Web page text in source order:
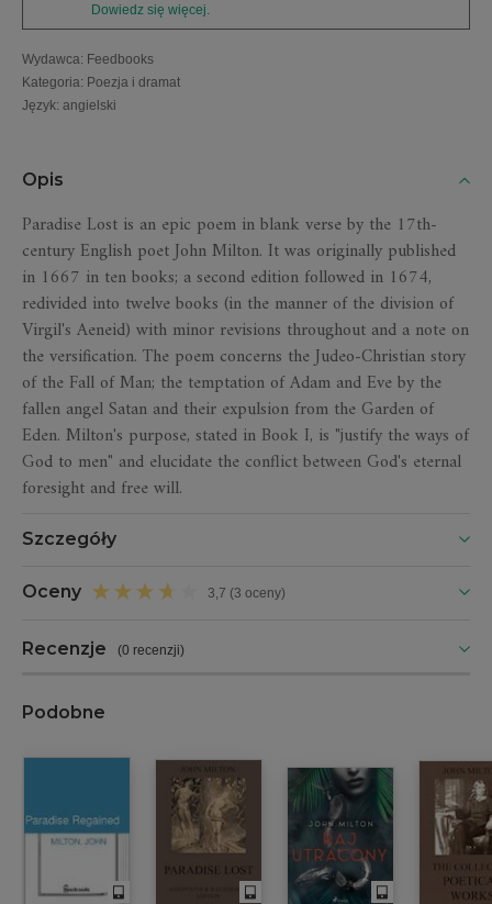
Dowiedz się więcej.
Wydawca: Feedbooks
Kategoria: Poezja i dramat
Język: angielski
Opis
Paradise Lost is an epic poem in blank verse by the 17th-
century English poet John Milton. It was originally published
in 1667 in ten books; a second edition followed in 1674,
redivided into twelve books (in the manner of the division of
Virgil's Aeneid) with minor revisions throughout and a note on
the versification. The poem concerns the Judeo-Christian story
of the Fall of Man; the temptation of Adam and Eve by the
fallen angel Satan and their expulsion from the Garden of
Eden. Milton's purpose, stated in Book I, is "justify the ways of
God to men" and elucidate the conflict between God's eternal
foresight and free will.
Szczegóły
Oceny 3,7 (3 oceny)
Recenzje (0 recenzji)
Podobne